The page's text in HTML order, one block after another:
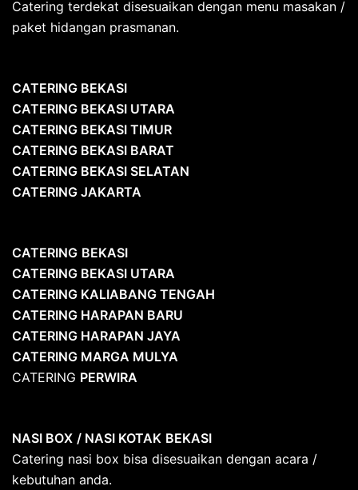
Catering terdekat disesuaikan dengan menu masakan /
paket hidangan prasmanan.
CATERING BEKASI
CATERING BEKASI UTARA
CATERING BEKASI TIMUR
CATERING BEKASI BARAT
CATERING BEKASI SELATAN
CATERING JAKARTA
CATERING BEKASI
CATERING BEKASI UTARA
CATERING KALIABANG TENGAH
CATERING HARAPAN BARU
CATERING HARAPAN JAYA
CATERING MARGA MULYA
CATERING PERWIRA
NASI BOX / NASI KOTAK BEKASI
Catering nasi box bisa disesuaikan dengan acara /
kebutuhan anda.